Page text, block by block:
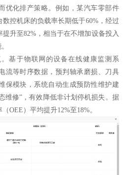
优化排产策略。例如，某汽车零部件
控机床的负载率长期低于60%，经过
升至82%，相当于在不增加设备投入
基于物联网的设备在线健康监测系
流等时序数据，预判轴承磨损、刀具
保模块，系统自动生成预防性维护建
维修”，有效降低非计划停机损失。据
OEE）平均提升12%至18%。